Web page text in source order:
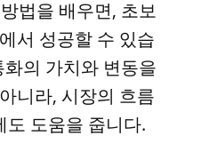
법을 배우면, 초보
서 성공할 수 있습
의 가치와 변동을
니라, 시장의 흐름
도 도움을 줍니다.